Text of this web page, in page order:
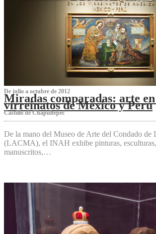
De julio a octubre de 2012
Miradas comparadas: arte
virreinatos de México y Perú
Castillo de Chapultepec
De la mano del Museo de Arte del Condado de
(LACMA), el INAH exhibe pinturas,
manuscritos,…